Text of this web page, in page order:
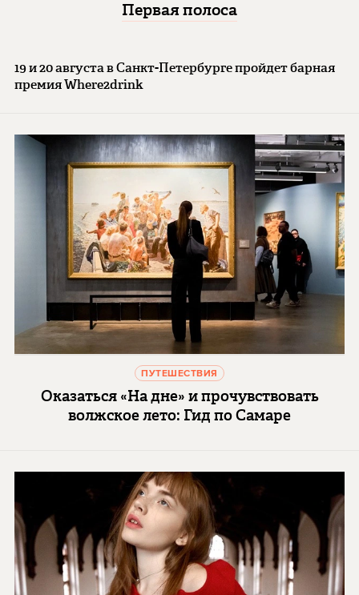
Первая полоса
19 и 20 августа в Санкт-Петербурге пройдет барная
премия Where2drink
ПУТЕШЕСТВИЯ
Оказаться «На дне» и прочувствовать
волжское лето: Гид по Самаре